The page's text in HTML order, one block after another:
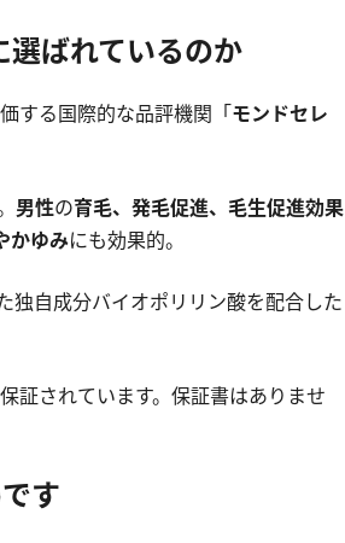
選ばれているのか
する国際的な品評機関「モンドセレ
男性の育毛、発毛促進、毛生促進効果
かゆみにも効果的。
独自成分バイオポリリン酸を配合した
証されています。保証書はありませ
す